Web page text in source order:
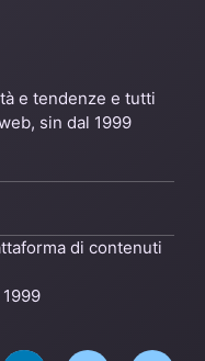
e tendenze e tutti
sin dal 1999
di contenuti